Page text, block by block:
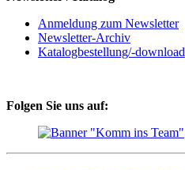
Anmeldung zum Newsletter
Newsletter-Archiv
Katalogbestellung/-download
Folgen Sie uns auf: